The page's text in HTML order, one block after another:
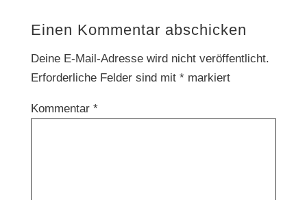
Einen Kommentar abschicken
Deine E-Mail-Adresse wird nicht veröffentlicht.
Erforderliche Felder sind mit *markiert
Kommentar *